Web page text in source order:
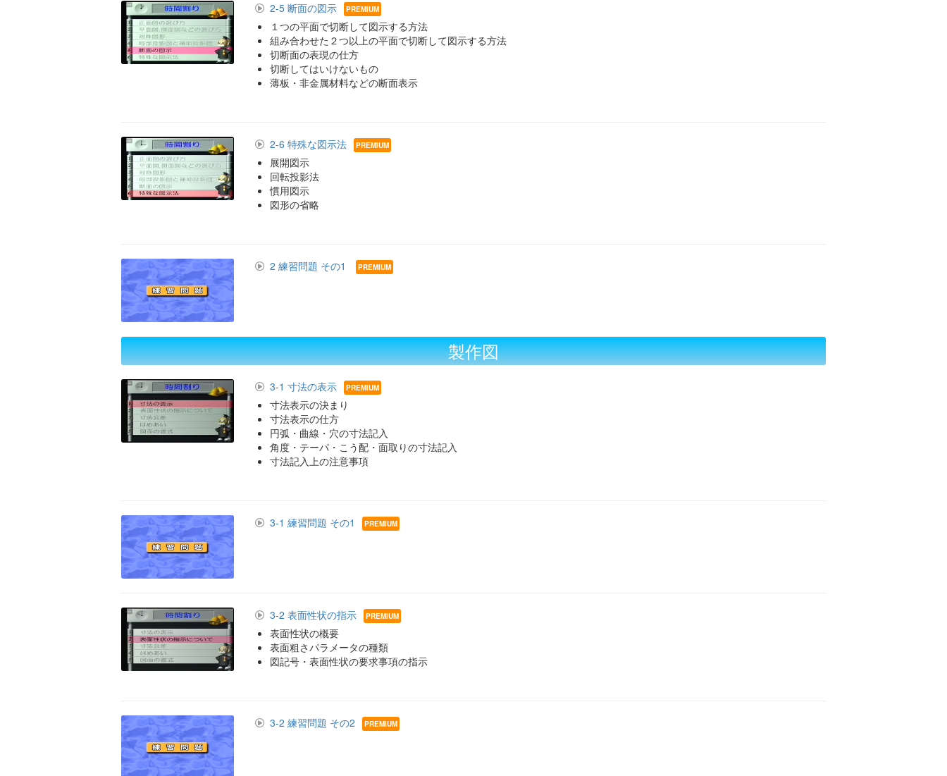
１つの平面で切断して図示する方法
組み合わせた２つ以上の平面で切断して図示する方法
切断面の表現の仕方
切断してはいけないもの
薄板・非金属材料などの断面表示
2-5 断面の図示
展開図示
回転投影法
慣用図示
図形の省略
2-6 特殊な図示法
2 練習問題 その1
製作図
寸法表示の決まり
寸法表示の仕方
円弧・曲線・穴の寸法記入
角度・テーパ・こう配・面取りの寸法記入
寸法記入上の注意事項
3-1 寸法の表示
3-1 練習問題 その1
表面性状の概要
表面粗さパラメータの種類
図記号・表面性状の要求事項の指示
3-2 表面性状の指示
3-2 練習問題 その2